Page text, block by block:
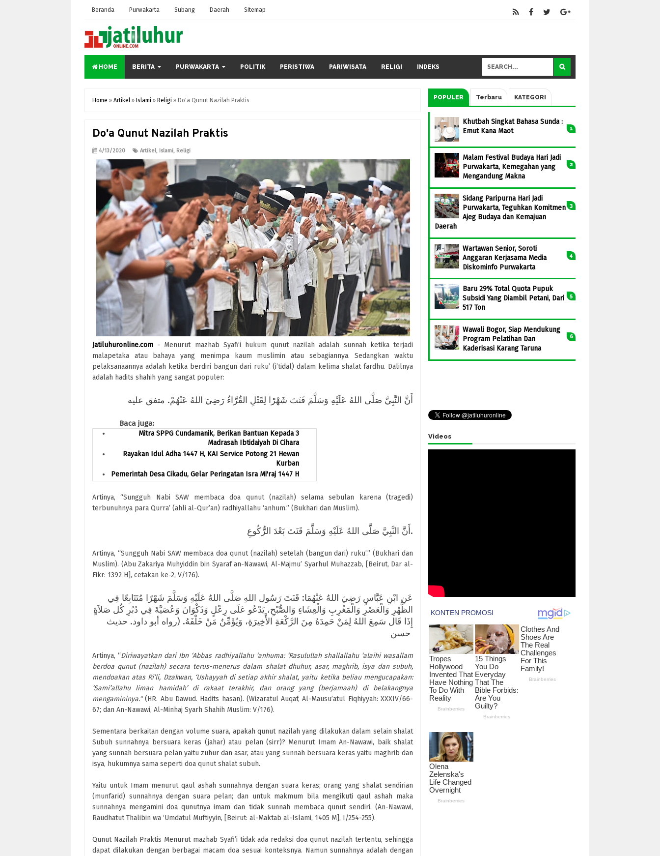
Beranda Purwakarta Subang Daerah Sitemap
HOME BERITA PURWAKARTA POLITIK PERISTIWA PARIWISATA RELIGI INDEKS
Home » Artikel » Islami » Religi » Do'a Qunut Nazilah Praktis
Do'a Qunut Nazilah Praktis
4/13/2020 Artikel, Islami, Religi
Jatiluhuronline.com - Menurut mazhab Syafi’i hukum qunut nazilah adalah sunnah ketika terjadi
malapetaka atau bahaya yang menimpa kaum muslimin atau sebagiannya. Sedangkan waktu
pelaksanaannya adalah ketika berdiri bangun dari ruku’ (i’tidal) dalam kelima shalat fardhu. Dalilnya
adalah hadits shahih yang sangat populer:
أَنَّ النَّبِيَّ صَلَّى اللهُ عَلَيْهِ وَسَلَّمَ قَنَتَ شَهْرًا لِقَتْلِ القُرَّاءُ رَضِيَ اللهُ عَنْهُمْ. متفق عليه
Baca juga:
Mitra SPPG Cundamanik, Berikan Bantuan Kepada 3
Madrasah Ibtidaiyah Di Cihara
Rayakan Idul Adha 1447 H, KAI Service Potong 21 Hewan
Kurban
Pemerintah Desa Cikadu, Gelar Peringatan Isra Mi'raj 1447 H
Artinya, “Sungguh Nabi SAW membaca doa qunut (nazilah) selama sebulan karena (tragedi)
terbunuhnya para Qurra’ (ahli al-Qur’an) radhiyallahu ‘anhum.” (Bukhari dan Muslim).
أَنَّ النَّبِيَّ صَلَّى اللهُ عَلَيْهِ وَسَلَّمَ قَنَتَ بَعْدَ الرُّكُوعِ.
Artinya, “Sungguh Nabi SAW membaca doa qunut (nazilah) setelah (bangun dari) ruku’.” (Bukhari dan
Muslim). (Abu Zakariya Muhyiddin bin Syaraf an-Nawawi, Al-Majmu’ Syarhul Muhazzab, [Beirut, Dar al-
Fikr: 1392 H], cetakan ke-2, V/176).
الظُّهْرِ وَالْعَصْرِ وَالْمَغْرِبِ وَالْعِشَاءِ وَالصُّبْحِ، يَدْعُو عَلَى رِعْلٍ وَذَكْوَانَ وَعُصَيَّةَ فِي دُبُرِ كُل صَلاَةٍ
إِذَا قَال سَمِعَ اللهُ لِمَنْ حَمِدَهُ مِنَ الرَّكْعَةِ الأَْخِيرَةِ، وَيُؤَمِّنُ مَنْ خَلْفَهُ. (رواه أبو داود. حديث
Artinya, “Diriwayatkan dari Ibn ‘Abbas radhiyallahu ‘anhuma: ‘Rasulullah shallallahu ‘alaihi wasallam
berdoa qunut (nazilah) secara terus-menerus dalam shalat dhuhur, asar, maghrib, isya dan subuh,
mendoakan atas Ri’li, Dzakwan, ‘Ushayyah di setiap akhir shalat, yaitu ketika beliau mengucapakan:
‘Sami’allahu liman hamidah’ di rakaat terakhir, dan orang yang (berjamaah) di belakangnya
mengamininya."(HR. Abu Dawud. Hadits hasan). (Wizaratul Auqaf, Al-Mausu’atul Fiqhiyyah: XXXIV/66-
67; dan An-Nawawi, Al-Minhaj Syarh Shahih Muslim: V/176).
Sementara berkaitan dengan volume suara, apakah qunut nazilah yang dilakukan dalam selain shalat
Subuh sunnahnya bersuara keras (jahar) atau pelan (sirr)? Menurut Imam An-Nawawi, baik shalat
yang sunnah bersuara pelan yaitu zuhur dan asar, atau yang sunnah bersuara keras yaitu maghrib dan
isya, hukumnya sama seperti doa qunut shalat subuh.
Yaitu untuk Imam menurut qaul ashah sunnahnya dengan suara keras; orang yang shalat sendirian
(munfarid) sunnahnya dengan suara pelan; dan untuk makmum bila mengikuti qaul ashah maka
sunnahnya mengamini doa qunutnya imam dan tidak sunnah membaca qunut sendiri. (An-Nawawi,
Raudhatut Thalibin wa ‘Umdatul Muftiyyin, [Beirut: al-Maktab al-Islami, 1405 M], I/254-255).
Qunut Nazilah Praktis Menurut mazhab Syafi’i tidak ada redaksi doa qunut nazilah tertentu, sehingga
dapat dilakukan dengan berbagai macam doa sesuai konteksnya. Namun sunnahnya adalah dengan
POPULER Terbaru KATEGORI
Khutbah Singkat Bahasa Sunda :
Emut Kana Maot
Malam Festival Budaya Hari Jadi
Purwakarta, Kemegahan yang
Mengandung Makna
Sidang Paripurna Hari Jadi
Purwakarta, Teguhkan Komitmen
Ajeg Budaya dan Kemajuan
Daerah
Wartawan Senior, Soroti
Anggaran Kerjasama Media
Diskominfo Purwakarta
Baru 29% Total Quota Pupuk
Subsidi Yang Diambil Petani, Dari
517 Ton
Wawali Bogor, Siap Mendukung
Program Pelatihan Dan
Kaderisasi Karang Taruna
Videos